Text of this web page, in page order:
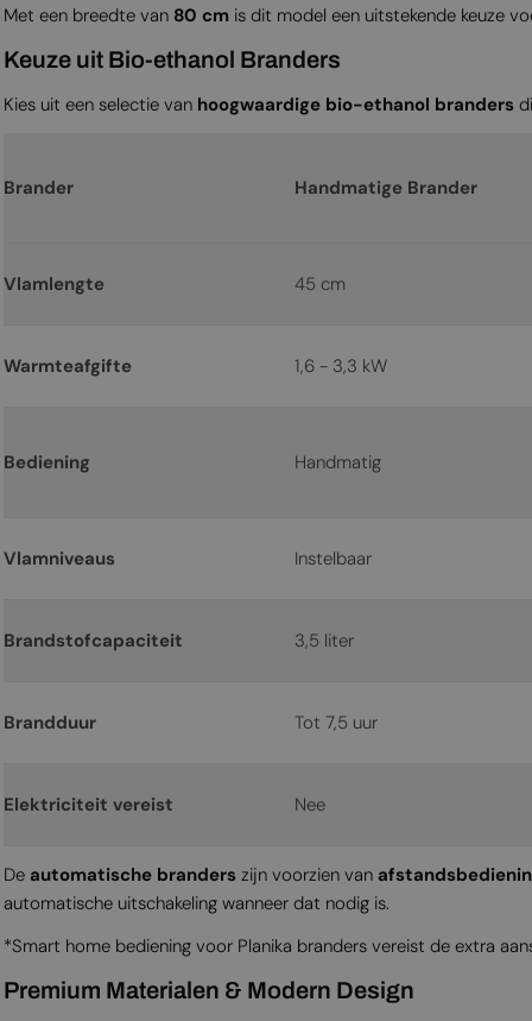
Met een breedte van 80 cmis dit model een uitstekende keuze
Keuze uit Bio-ethanol Branders
Kies uit een selectie van hoogwaardige bio-ethanol branders
Brander Handmatige Brander
Vlamlengte 45 cm
Warmteafgifte 1,6 - 3,3 kW
Bediening Handmatig
Vlamniveaus Instelbaar
Brandstofcapaciteit 3,5 liter
Brandduur Tot 7,5 uur
Elektriciteit vereist Nee
De automatische branderszijn voorzien van
automatische uitschakeling wanneer dat nodig is.
*Smart home bediening voor Planika branders vereist de extra
Premium Materialen & Modern Design